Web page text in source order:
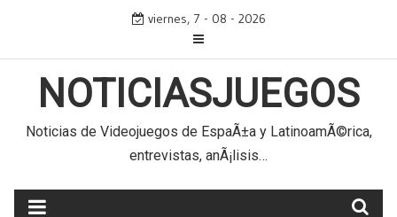
viernes, 7 - 08 - 2026
NOTICIASJUEGOS
Noticias de Videojuegos de EspaÃ±a y LatinoamÃ©rica,
entrevistas, anÃ¡lisis…